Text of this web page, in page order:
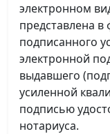
электронном
представлена
подписанного
электронной
выдавшего
усиленной
подписью
нотариуса.